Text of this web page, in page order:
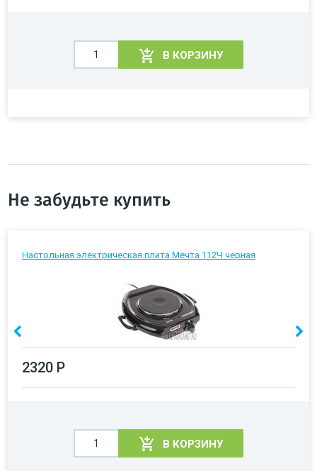
В КОРЗИНУ
Не забудьте купить
Настольная электрическая плита Мечта 112Ч черная
2320 Р
В КОРЗИНУ